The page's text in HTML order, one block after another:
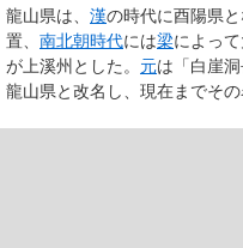
龍山県は、 漢の時代に酉陽県と
置、 南北朝時代には梁によって
が上溪州とした。 元は「白崖洞
龍山県と改名し、現在までその